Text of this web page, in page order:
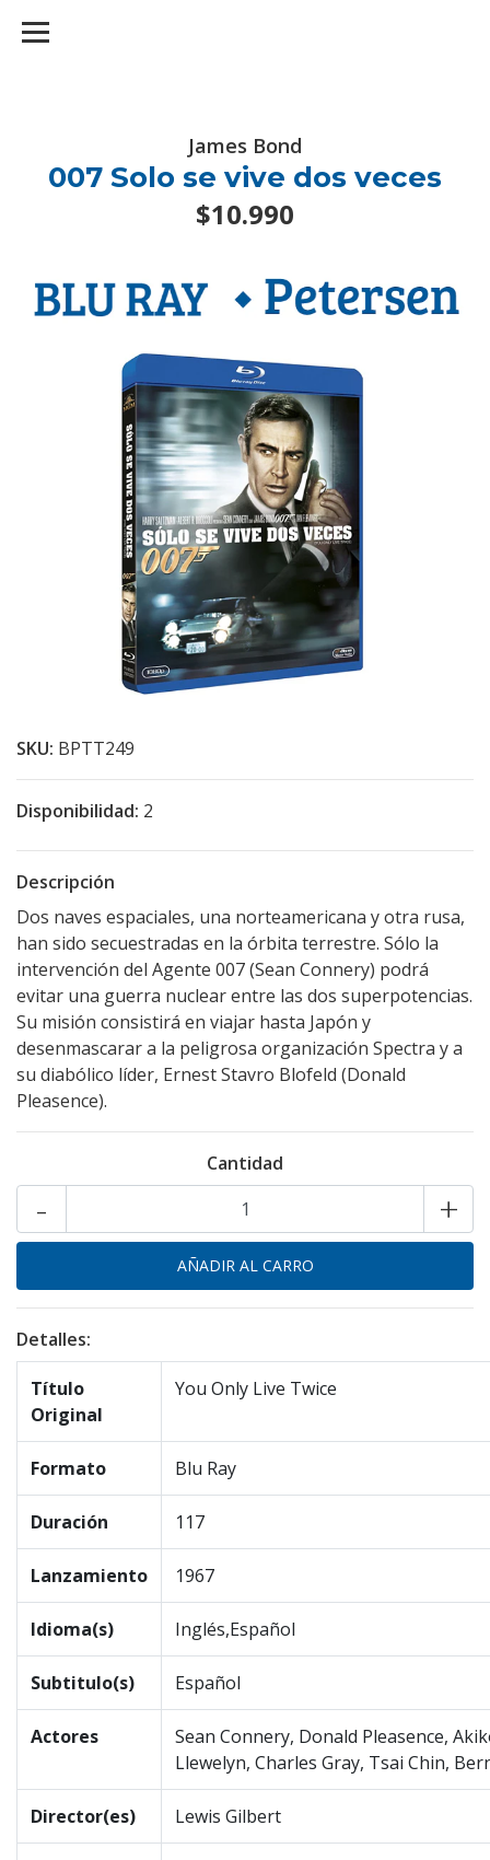
James Bond
007 Solo se vive dos veces
$10.990
SKU: BPTT249
Disponibilidad: 2
Descripción
Dos naves espaciales, una norteamericana y otra rusa,
han sido secuestradas en la órbita terrestre. Sólo la
intervención del Agente 007 (Sean Connery) podrá
evitar una guerra nuclear entre las dos superpotencias.
Su misión consistirá en viajar hasta Japón y
desenmascarar a la peligrosa organización Spectra y a
su diabólico líder, Ernest Stavro Blofeld (Donald
Pleasence).
Cantidad
+
-
Detalles:
Título
Original
You Only Live Twice
Formato Blu Ray
Duración 117
Lanzamiento 1967
Idioma(s) Inglés,Español
Subtitulo(s) Español
Actores
Sean Connery, Donald Pleasence,
Llewelyn, Charles Gray, Tsai Chin,
Director(es) Lewis Gilbert